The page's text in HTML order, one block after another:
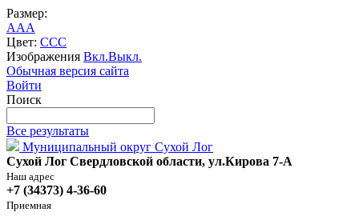
Размер:
AAA
Цвет: CCC
Изображения Вкл.Выкл.
Обычная версия сайта
Войти
Поиск
Все результаты
Муниципальный округ Сухой Лог
Сухой Лог Свердловской области, ул.Кирова 7-А
Наш адрес
+7 (34373) 4-36-60
Приемная